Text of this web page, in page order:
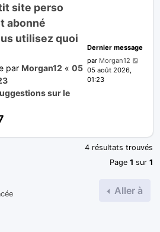
site perso
abonné
utilisez quoi
par Morgan12 « 05
sur le
Dernier message
par Morgan12
05 août 2026,
01:23
4 résultats trouvés
Page 1 sur 1
Aller à